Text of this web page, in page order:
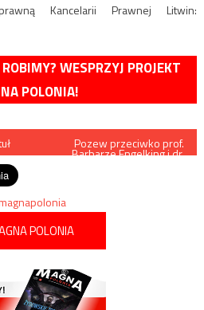
Kancelarii Prawnej Litwin:
WESPRZYJ PROJEKT
POLONIA!
Pozew przeciwko prof.
Barbarze Engelking i dr.
POLONIA